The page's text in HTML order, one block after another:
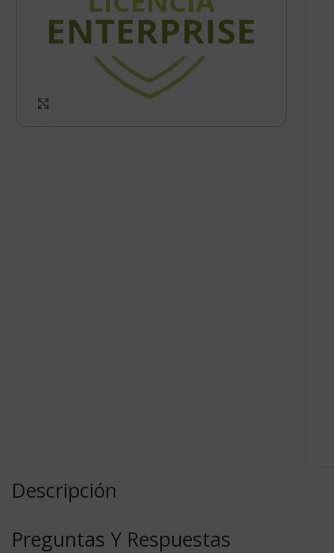
Descripción
Preguntas Y Respuestas